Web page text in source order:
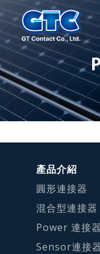
產品介紹
圓形連接器
混合型連接器
Power 連接器
Sensor連接